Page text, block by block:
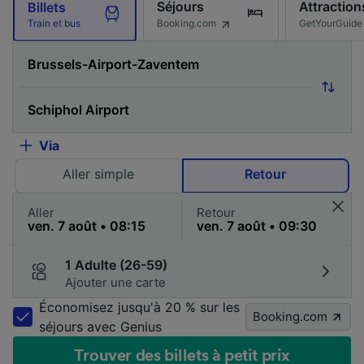
Billets
Train et bus
Séjours
Booking.com GetYourGuide
Via
Aller simple
Retour
Aller Retour
1 Adulte (26-59)
Ajouter une carte
Économisez jusqu'à 20 % sur les
séjours avec Genius
Booking.com
Trouver des billets à petit prix